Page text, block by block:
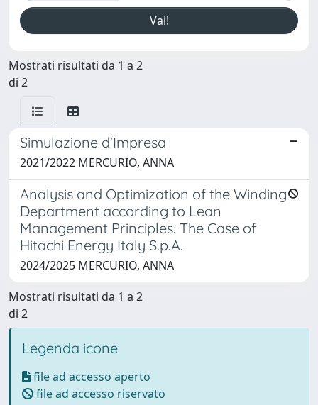
Mostrati risultati da 1 a 2
di 2
Simulazione d'Impresa
2021/2022 MERCURIO, ANNA
Analysis and Optimization of the Winding
Department according to Lean
Management Principles. The Case of
Hitachi Energy Italy S.p.A.
2024/2025 MERCURIO, ANNA
Mostrati risultati da 1 a 2
di 2
Legenda icone
file ad accesso aperto
file ad accesso riservato